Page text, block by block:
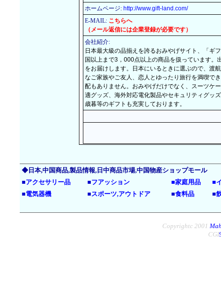
ホームページ: http://www.gift-land.com/
E-MAIL: こちらへ
（メール返信には企業登録が必要です）
会社紹介:
日本最大級の品揃えを誇るおみやげサイト、「ギ
国以上まで3，000点以上の商品を扱っています
をお届けします。日本にいるときに選ぶので、渡
なご家族やご友人、恋人とゆったり旅行を満喫で
配もありません。おみやげだけでなく、スーツケ
適グッズ、海外対応電化製品やセキュリティグッ
歳暮等のギフトも充実しております。
◆日本,中国商品,製品情報,日中商品市場,中国物産ショップモール
■アクセサリー品 ■フアッション ■家庭用品 ■
■電気器機 ■スポーツ,アウトドア ■食料品 ■
Copyrightc 2001
CGI